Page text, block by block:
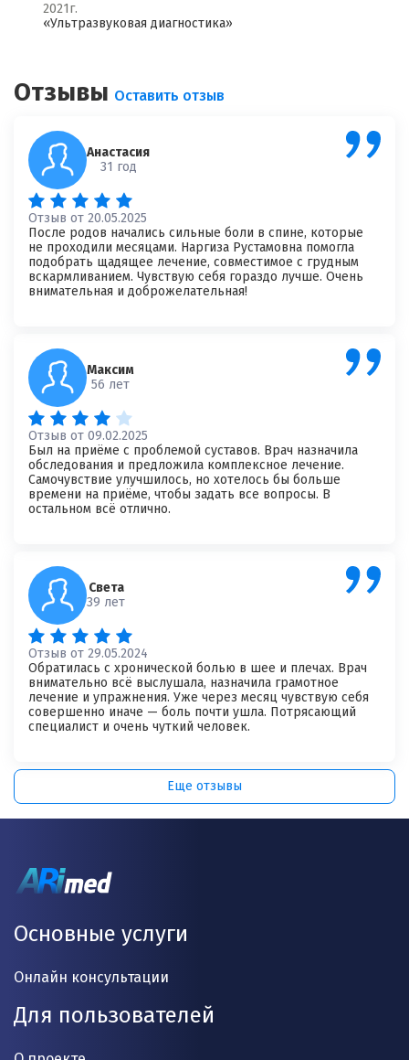
2021г.
«Ультразвуковая диагностика»
Отзывы Оставить отзыв
Анастасия
31 год
Отзыв от 20.05.2025
После родов начались сильные боли в спине, которые
не проходили месяцами. Наргиза Рустамовна помогла
подобрать щадящее лечение, совместимое с грудным
вскармливанием. Чувствую себя гораздо лучше. Очень
внимательная и доброжелательная!
Максим
56 лет
Отзыв от 09.02.2025
Был на приёме с проблемой суставов. Врач назначила
обследования и предложила комплексное лечение.
Самочувствие улучшилось, но хотелось бы больше
времени на приёме, чтобы задать все вопросы. В
остальном всё отлично.
Света
39 лет
Отзыв от 29.05.2024
Обратилась с хронической болью в шее и плечах. Врач
внимательно всё выслушала, назначила грамотное
лечение и упражнения. Уже через месяц чувствую себя
совершенно иначе — боль почти ушла. Потрясающий
специалист и очень чуткий человек.
Еще отзывы
Отзыв о враче
Я согласен наобработку моих персональных данных
Основные услуги
Онлайн консультации
Для пользователей